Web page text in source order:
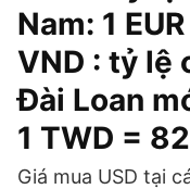
Nam: 1
VND : tỷ lệ
Đài Loan
1 TWD =
Giá mua USD tại